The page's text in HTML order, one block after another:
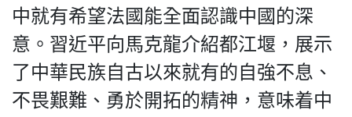
中就有希望法國能全面認識中國的深
意。習近平向馬克龍介紹都江堰，展示
了中華民族自古以來就有的自強不息、
不畏艱難、勇於開拓的精神，意味着中